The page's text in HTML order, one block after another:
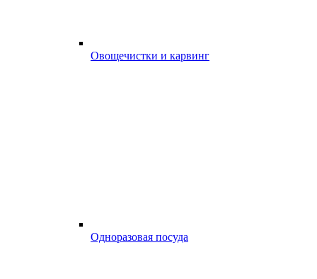
Овощечистки и карвинг
Одноразовая посуда